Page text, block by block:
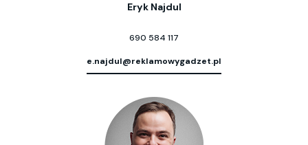
Eryk Najdul
690 584 117
e.najdul@reklamowygadzet.pl